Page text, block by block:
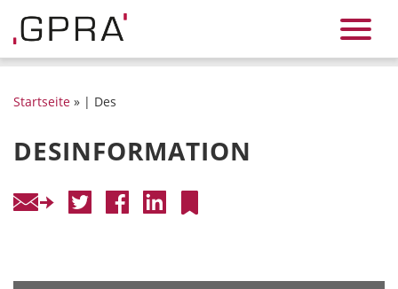
Startseite » | Des
DESINFORMATION